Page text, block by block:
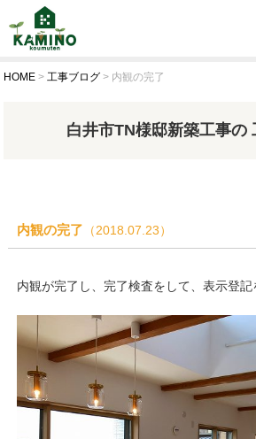
HOME >工事ブログ > 内観の完了
白井市TN様邸新築工事の
内観の完了 （2018.07.23）
内観が完了し、完了検査をして、表示登記